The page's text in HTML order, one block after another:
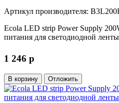
Артикул производителя:
Ecola LED strip Power Supply
питания для светодиодной ленты
1 246 p
В корзину Отложить